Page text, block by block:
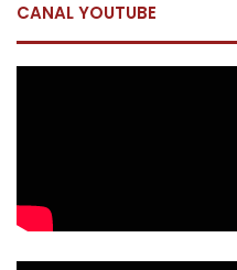
i
c
o
CANAL YOUTUBE